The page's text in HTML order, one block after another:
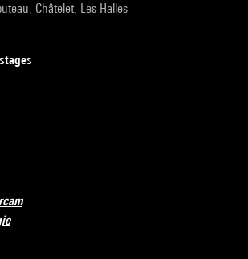
Châtelet, Les Halles